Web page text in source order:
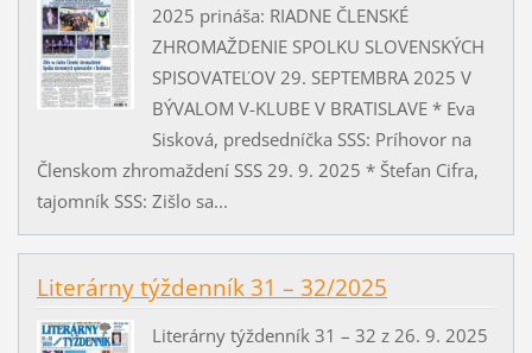
2025 prináša: RIADNE ČLENSKÉ
ZHROMAŽDENIE SPOLKU SLOVENSKÝCH
SPISOVATEĽOV 29. SEPTEMBRA 2025 V
BÝVALOM V-KLUBE V BRATISLAVE * Eva
Sisková, predsedníčka SSS: Príhovor na
Členskom zhromaždení SSS 29. 9. 2025 * Štefan Cifra,
tajomník SSS: Zišlo sa...
Literárny týždenník 31 – 32/2025
Literárny týždenník 31 – 32 z 26. 9. 2025